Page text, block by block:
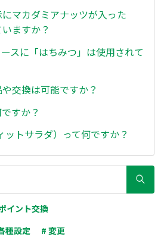
マカダミアナッツが入った
ますか？
スに「はちみつ」は使用されて
交換は可能ですか？
すか？
トサラダ）って何ですか？
イント交換
種設定
# 変更